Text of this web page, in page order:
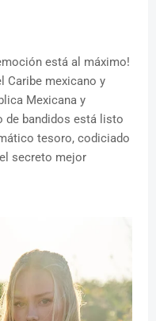
está al máximo!
Caribe mexicano y
Mexicana y
de bandidos está listo
tesoro, codiciado
secreto mejor